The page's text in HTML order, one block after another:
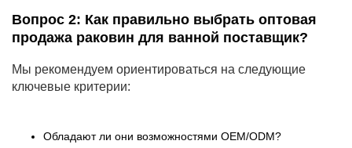
Вопрос 2: Как правильно выбрать оптовая
продажа раковин для ванной поставщик?
Мы рекомендуем ориентироваться на следующие
ключевые критерии:
Обладают ли они возможностями OEM/ODM?